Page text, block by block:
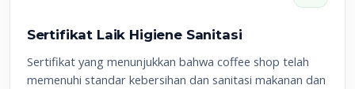
Sertifikat Laik Higiene Sanitasi
Sertifikat yang menunjukkan bahwa coffee shop telah
memenuhi standar kebersihan dan sanitasi makanan dan